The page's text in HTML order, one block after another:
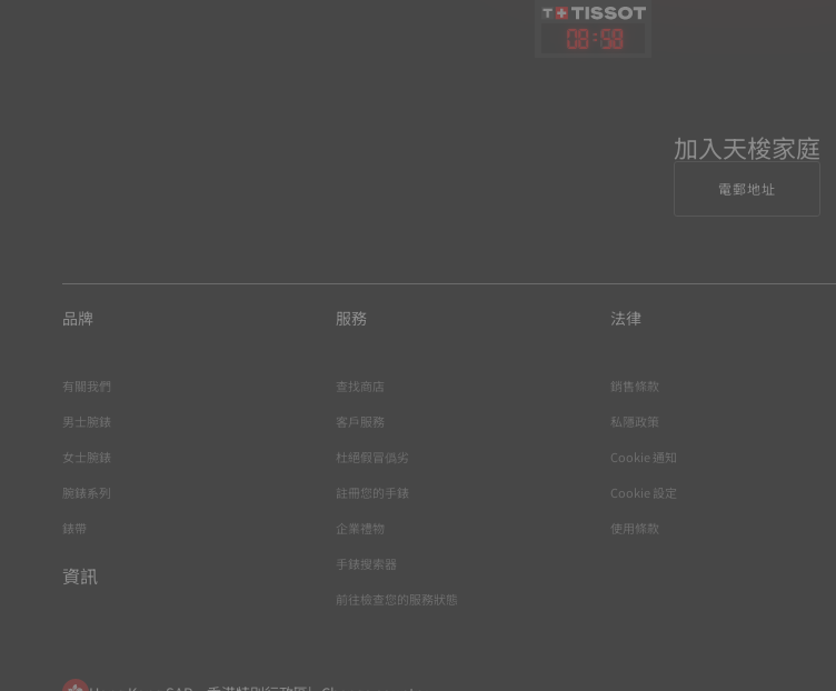
08:58
加入天梭家庭
電郵地址
品牌
有關我們
男士腕錶
女士腕錶
腕錶系列
錶帶
資訊
服務
查找商店
客戶服務
杜絕假冒僞劣
註冊您的手錶
企業禮物
手錶搜索器
前往檢查您的服務狀態
法律
銷售條款
私隱政策
Cookie 通知
Cookie 設定
使用條款